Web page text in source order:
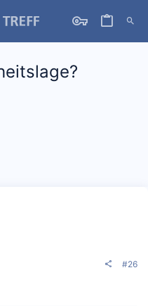
#26